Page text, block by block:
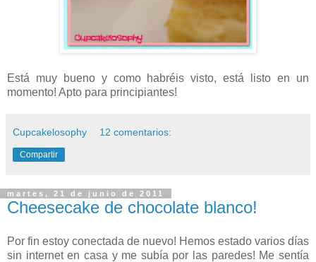
Está muy bueno y como habréis visto, está listo en un
momento! Apto para principiantes!
Cupcakelosophy 12 comentarios:
Compartir
martes, 21 de junio de 2011
Cheesecake de chocolate blanco!
Por fin estoy conectada de nuevo! Hemos estado varios días
sin internet en casa y me subía por las paredes! Me sentía